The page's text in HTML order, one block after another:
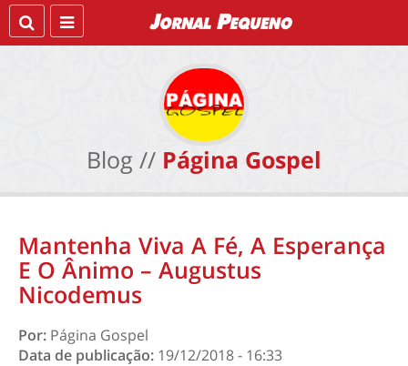
Blog // Página Gospel
Mantenha Viva A Fé, A Esperança
E O Ânimo – Augustus
Nicodemus
Por: Página Gospel
Data de publicação: 19/12/2018 - 16:33